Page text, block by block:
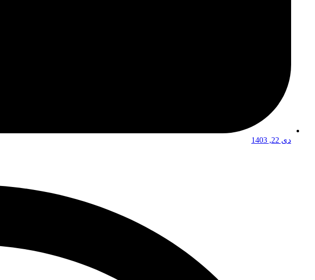
دی 22, 1403